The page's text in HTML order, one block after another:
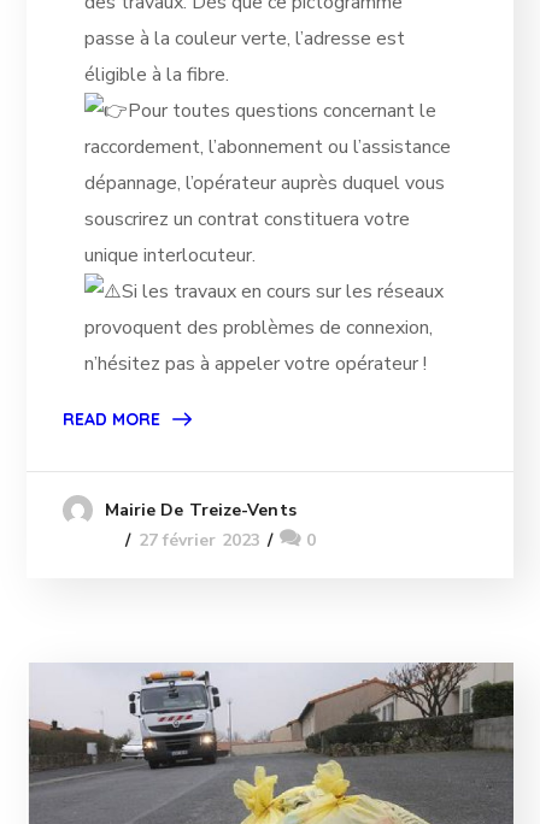
passe à la couleur verte, l’adresse est
éligible à la fibre.
Pour toutes questions concernant le
raccordement, l’abonnement ou l’assistance
dépannage, l’opérateur auprès duquel vous
souscrirez un contrat constituera votre
unique interlocuteur.
Si les travaux en cours sur les réseaux
provoquent des problèmes de connexion,
n’hésitez pas à appeler votre opérateur !
READ MORE
Mairie De Treize-Vents
27 février 2023
0